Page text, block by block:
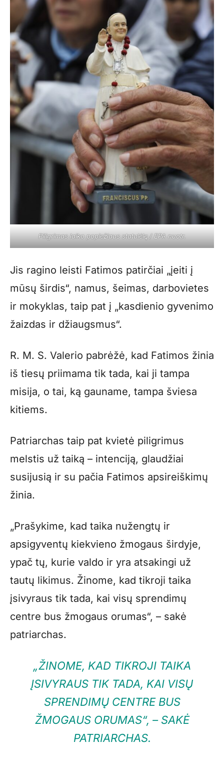
Piligrimas laiko popiežiaus statulėlę / EPA nuotr.
Jis ragino leisti Fatimos patirčiai „įeiti į
mūsų širdis“, namus, šeimas, darbovietes
ir mokyklas, taip pat į „kasdienio gyvenimo
žaizdas ir džiaugsmus“.
R. M. S. Valerio pabrėžė, kad Fatimos žinia
iš tiesų priimama tik tada, kai ji tampa
misija, o tai, ką gauname, tampa šviesa
kitiems.
Patriarchas taip pat kvietė piligrimus
melstis už taiką – intenciją, glaudžiai
susijusią ir su pačia Fatimos apsireiškimų
žinia.
„Prašykime, kad taika nužengtų ir
apsigyventų kiekvieno žmogaus širdyje,
ypač tų, kurie valdo ir yra atsakingi už
tautų likimus. Žinome, kad tikroji taika
įsivyraus tik tada, kai visų sprendimų
centre bus žmogaus orumas“, – sakė
patriarchas.
„ŽINOME, KAD TIKROJI TAIKA
ĮSIVYRAUS TIK TADA, KAI VISŲ
SPRENDIMŲ CENTRE BUS
ŽMOGAUS ORUMAS“, – SAKĖ
PATRIARCHAS.